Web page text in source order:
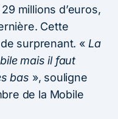
millions d’euros,
Cette
surprenant. « La
mais il faut
bas », souligne
de la Mobile